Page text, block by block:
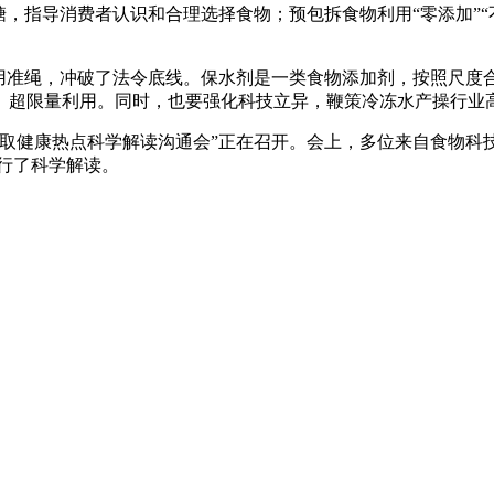
指导消费者认识和合理选择食物；预包拆食物利用“零添加
，冲破了法令底线。保水剂是一类食物添加剂，按照尺度
限量利用。同时，也要强化科技立异，鞭策冷冻水产操行业
热点科学解读沟通会”正在召开。会上，多位来自食物科
了科学解读。